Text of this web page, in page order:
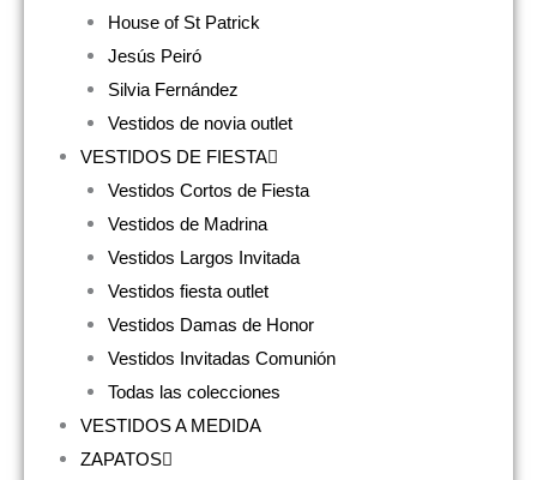
House of St Patrick
Jesús Peiró
Silvia Fernández
Vestidos de novia outlet
VESTIDOS DE FIESTA
Vestidos Cortos de Fiesta
Vestidos de Madrina
Vestidos Largos Invitada
Vestidos fiesta outlet
Vestidos Damas de Honor
Vestidos Invitadas Comunión
Todas las colecciones
VESTIDOS A MEDIDA
ZAPATOS